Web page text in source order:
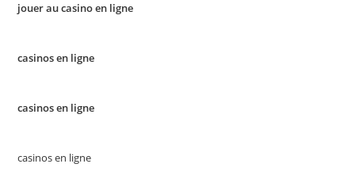
jouer au casino en ligne
casinos en ligne
casinos en ligne
casinos en ligne